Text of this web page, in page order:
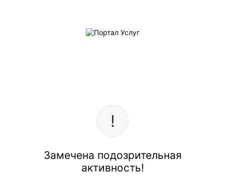
Замечена подозрительная
активность!